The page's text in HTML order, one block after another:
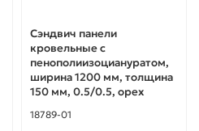
Сэндвич панели
кровельные с
пенополиизоциануратом,
ширина 1200 мм, толщина
150 мм, 0.5/0.5, орех
18789-01